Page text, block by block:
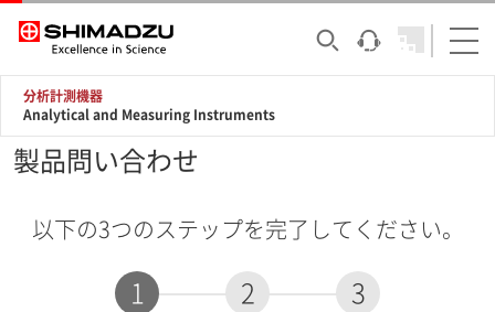
分析計測機器
Analytical and Measuring Instruments
製品問い合わせ
以下の3つのステップを完了してください。
1 2 3